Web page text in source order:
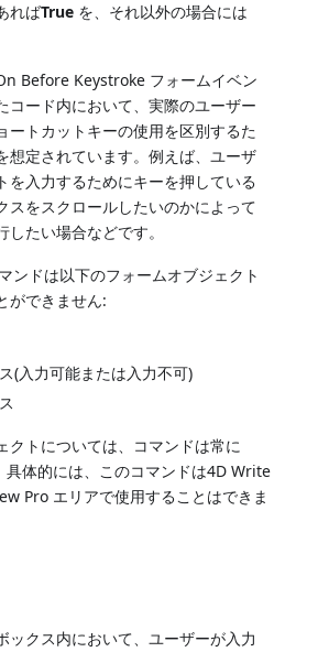
ればTrue を、それ以外の場合には
Before Keystroke フォームイベン
コード内において、実際のユーザー
ートカットキーの使用を区別するた
想定されています。例えば、ユーザ
を入力するためにキーを押している
スをスクロールしたいのかによって
たい場合などです。
ンドは以下のフォームオブジェクト
ができません:
(入力可能または入力不可)
クトについては、コマンドは常に
具体的には、このコマンドは4D Write
Pro エリアで使用することはできま
ックス内において、ユーザーが入力